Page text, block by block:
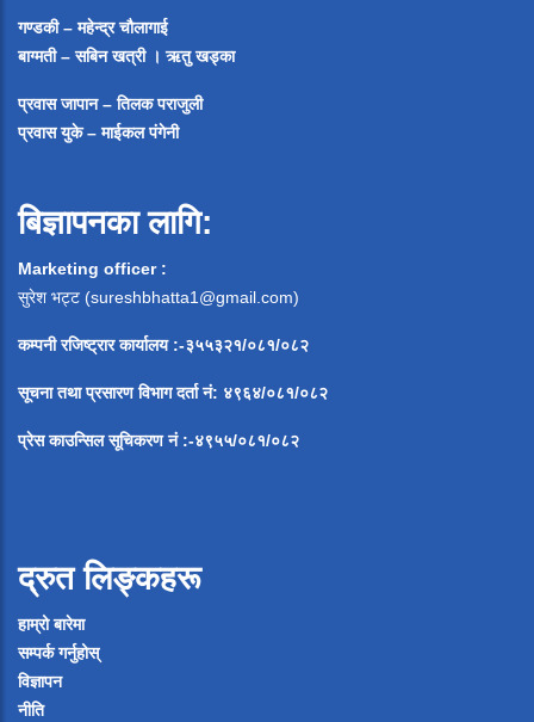
गण्डकी – महेन्द्र चौलागाई
बाग्मती – सबिन खत्री ।ऋतु खड्का
प्रवास जापान – तिलक पराजुली
प्रवास युके – माईकल पंगेनी
बिज्ञापनका लागि:
Marketing officer :
सुरेश भट्ट (sureshbhatta1@gmail.com)
कम्पनी रजिष्ट्रार कार्यालय :-३५५३२१/०८१/०८२
सूचना तथा प्रसारण विभाग दर्ता नं: ४९६४/०८१/०८२
प्रेस काउन्सिल सूचिकरण नं:-४९५५/०८१/०८२
द्रुत लिङ्कहरू
हाम्रो बारेमा
सम्पर्क गर्नुहोस्
विज्ञापन
नीति